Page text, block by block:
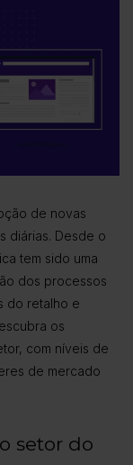
de novas
diárias. Desde o
tem sido uma
dos processos
do retalho e
os
com níveis de
de mercado
setor do